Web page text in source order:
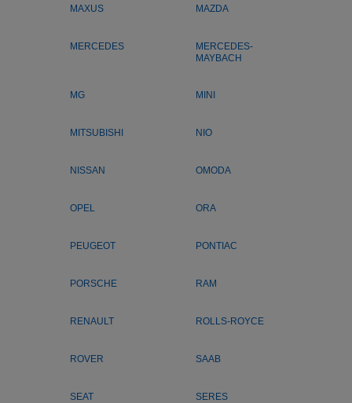
MAXUS MAZDA
MERCEDES
MERCEDES-
MAYBACH
MG MINI
MITSUBISHI NIO
NISSAN OMODA
OPEL ORA
PEUGEOT PONTIAC
PORSCHE RAM
RENAULT ROLLS-ROYCE
ROVER SAAB
SEAT SERES